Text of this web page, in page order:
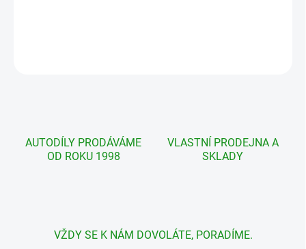
AUTODÍLY PRODÁVÁME
OD ROKU 1998
VLASTNÍ PRODEJNA A
SKLADY
VŽDY SE K NÁM DOVOLÁTE, PORADÍME.